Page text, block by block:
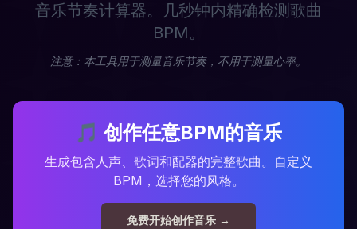
音乐节奏计算器。几秒钟内精确检测歌曲
BPM。
注意：本工具用于测量音乐节奏，不用于测量心率。
🎵 创作任意BPM的音乐
生成包含人声、歌词和配器的完整歌曲。自定义
BPM，选择您的风格。
免费开始创作音乐 →